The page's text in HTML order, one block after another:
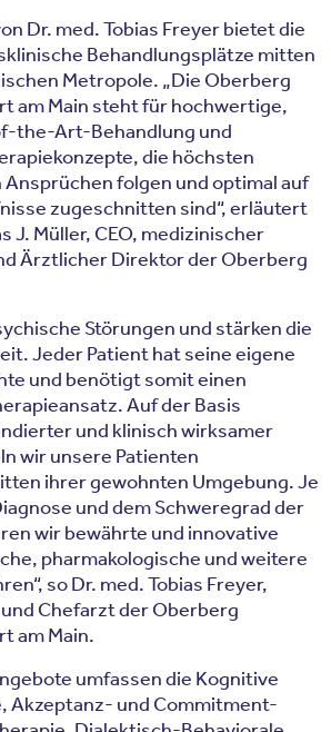
Dr. med. Tobias Freyer bietet die
Behandlungsplätze mitten
Metropole. „Die Oberberg
am Main steht für hochwertige,
the-Art-Behandlung und
die höchsten
folgen und optimal auf
zugeschnitten sind“, erläutert
J. Müller, CEO, medizinischer
Ärztlicher Direktor der Oberberg
Störungen und stärken die
Jeder Patient hat seine eigene
und benötigt somit einen
Auf der Basis
und klinisch wirksamer
wir unsere Patienten
ihrer gewohnten Umgebung. Je
und dem Schweregrad der
wir bewährte und innovative
pharmakologische und weitere
so Dr. med. Tobias Freyer,
Chefarzt der Oberberg
am Main.
umfassen die Kognitive
Akzeptanz- und Commitment-